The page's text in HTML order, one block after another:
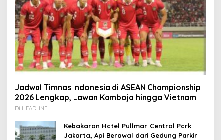
Jadwal Timnas Indonesia di ASEAN Championship
2026 Lengkap, Lawan Kamboja hingga Vietnam
Di HEADLINE
Kebakaran Hotel Pullman Central Park
Jakarta, Api Berawal dari Gedung Parkir